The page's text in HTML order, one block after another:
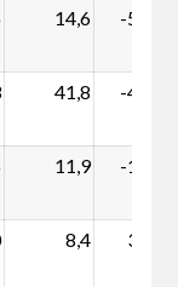
14,6 -5,5
41,8 -4,8
11,9 -1,7
8,4 3,6